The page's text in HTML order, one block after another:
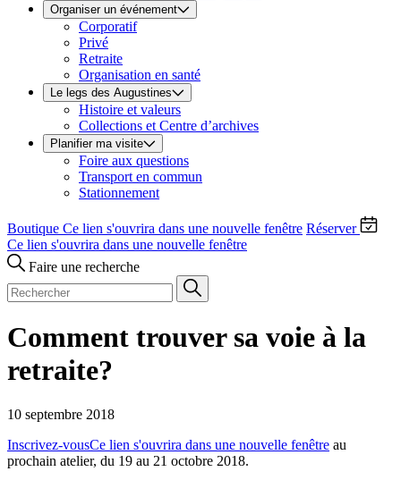
Organiser un événement
Corporatif
Privé
Retraite
Organisation en santé
Le legs des Augustines
Histoire et valeurs
Collections et Centre d’archives
Planifier ma visite
Foire aux questions
Transport en commun
Stationnement
Boutique Ce lien s'ouvrira dans une nouvelle fenêtre Réserver
Ce lien s'ouvrira dans une nouvelle fenêtre
Faire une recherche
Comment trouver sa voie à la
retraite?
10 septembre 2018
Inscrivez-vousCe lien s'ouvrira dans une nouvelle fenêtre au
prochain atelier, du 19 au 21 octobre 2018.